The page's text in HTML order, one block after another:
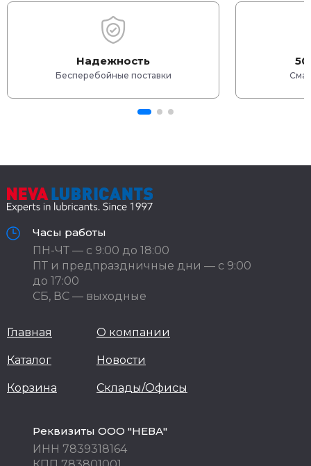
Надежность
Бесперебойные поставки
Часы работы
ПН-ЧТ — с 9:00 до 18:00
ПТ и предпраздничные дни — с 9:00
до 17:00
СБ, ВС — выходные
Главная
Каталог
Корзина
О компании
Новости
Склады/Офисы
Реквизиты ООО "НЕВА"
ИНН 7839318164